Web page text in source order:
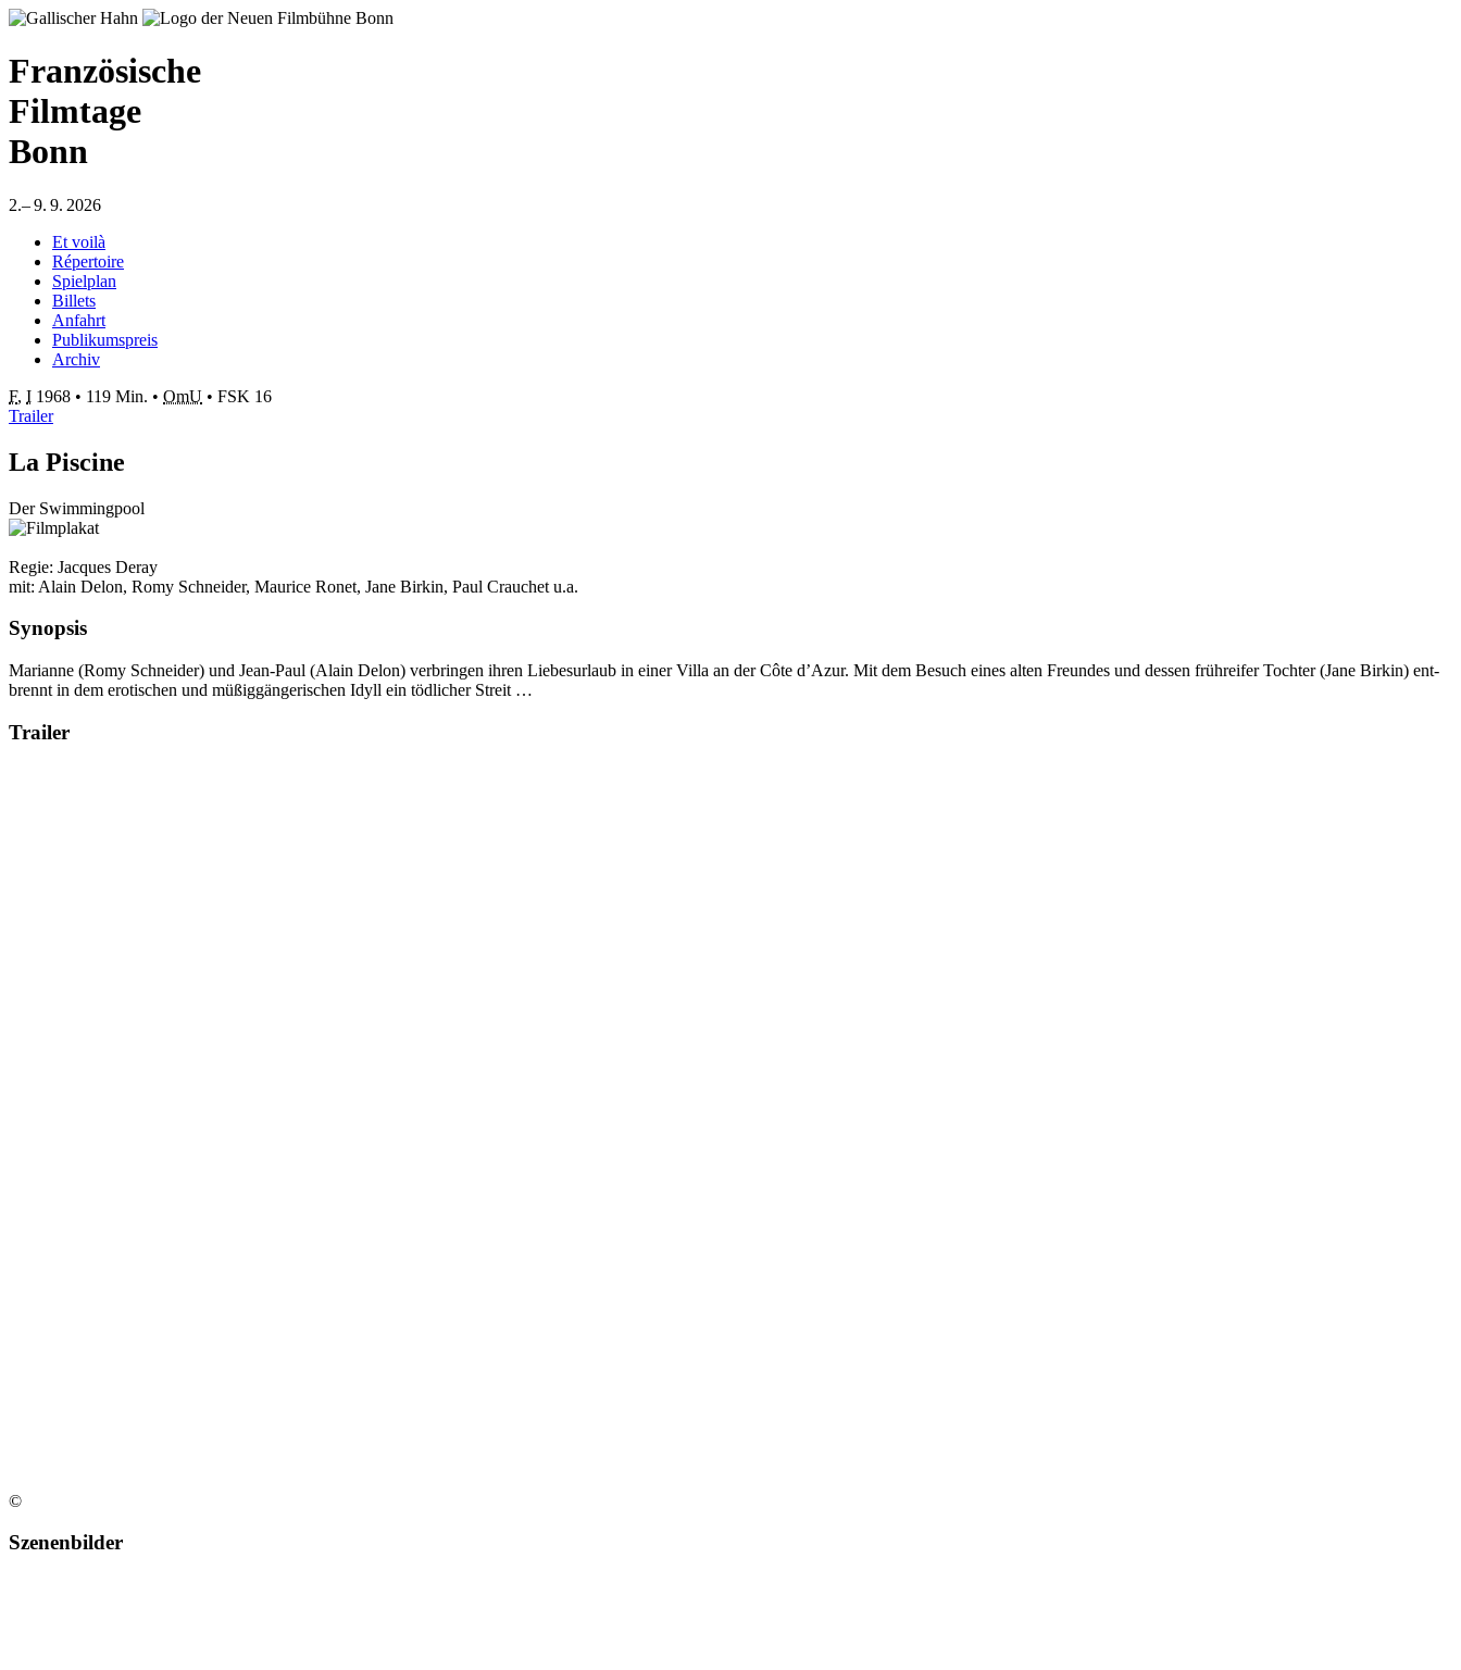
Französische
Filmtage
Bonn
2.– 9. 9. 2026
Et voilà
Répertoire
Spielplan
Billets
Anfahrt
Publikumspreis
Archiv
F, I 1968 • 119 Min. • OmU • FSK 16
Trailer
La Piscine
Der Swimmingpool
Regie: Jacques Deray
mit: Alain Delon, Romy Schneider, Maurice Ronet, Jane Birkin, Paul Crauchet u.a.
Synopsis
Mari­anne (Romy Schnei­der) und Jean-Paul (Alain Delon) ver­brin­gen ihren Lie­bes­ur­laub in einer Villa an der Côte d’Azur. Mit dem Besuch eines alten Freun­des und des­sen früh­rei­fer Toch­ter (Jane Bir­kin) ent­
brennt in dem ero­ti­schen und müßig­gän­ge­ri­schen Idyll ein töd­li­cher Streit …
Trailer
©
Szenenbilder